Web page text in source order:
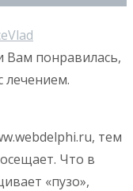
Vlad
Вам понравилась,
лечением.
тем
Что в
«пузо»,